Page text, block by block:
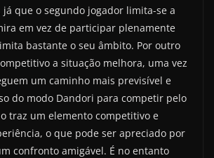
que o segundo jogador limita-se a
em vez de participar plenamente
bastante o seu âmbito. Por outro
a situação melhora, uma vez
um caminho mais previsível e
do modo Dandori para competir pelo
traz um elemento competitivo e
o que pode ser apreciado por
confronto amigável. É no entanto